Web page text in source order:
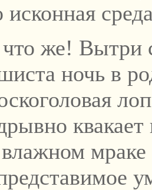
исконная
же! Вытри
ночь в
квакает
мраке